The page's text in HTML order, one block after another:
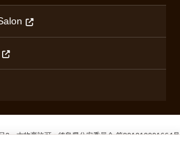
9 古物商許可：徳島県公安委員会 第801010001664号
ためCookieを使用しています。詳しく